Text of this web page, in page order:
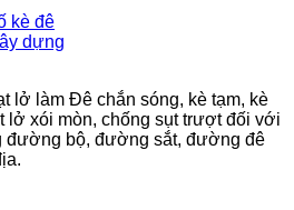
kè đê
dựng
lở làm Đê chắn sóng, kè tạm, kè
lở xói mòn, chống sụt trượt đối với
đường bộ, đường sắt, đường đê